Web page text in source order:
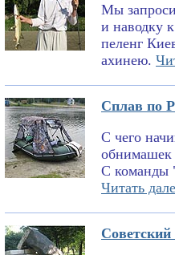
Мы
и наводку
пеленг
ахинею.
Сплав по
С чего
обнимашек
С команды
Читать
Советский